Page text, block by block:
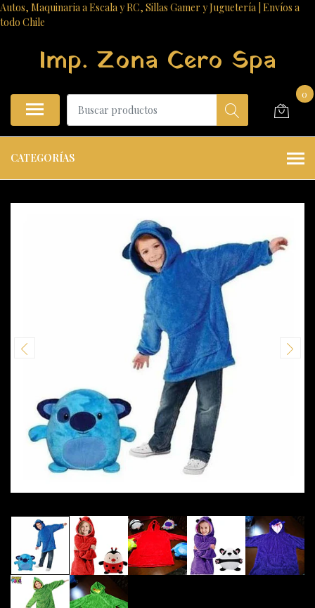
Autos, Maquinaria a Escala y RC, Sillas Gamer y Juguetería | Envíos a
todo Chile
Imp. Zona Cero Spa
0
CATEGORÍAS